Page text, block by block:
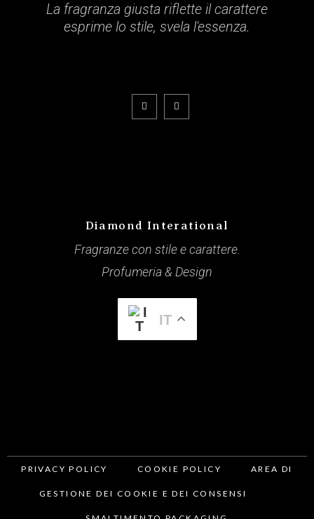
La fragranza giusta riflette il carattere
esprime lo stile, svela l'essenza.
Diamond Interational
Fragranze con stile e carattere.
Profumeria & Design
IT
PRIVACY POLICY COOKIE POLICY AREA DI
GESTIONE DEI COOKIE E DEI CONSENSI